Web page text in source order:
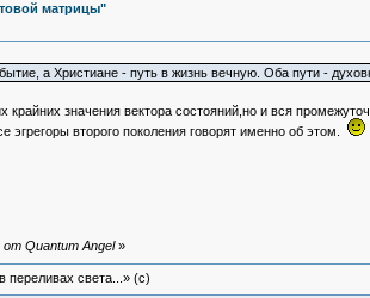
матрицы"
а Христиане - путь в жизнь вечную. Оба пути -
значения вектора состояний,но и вся
эгрегоры второго поколения говорят именно об этом.
Quantum Angel»
переливах света...» (c)